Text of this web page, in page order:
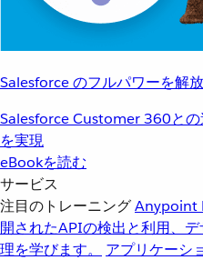
Salesforce のフルパワーを解
Salesforce Customer 360と
を実現
eBookを読む
サービス
注目のトレーニングAnypoint
開されたAPIの検出と利用、
理を学びます。
アプリケーシ